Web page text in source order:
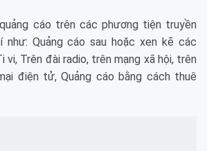
cáo trên các phương tiện truyền
như: Quảng cáo sau hoặc xen kẽ các
Trên đài radio, trên mạng xã hội, trên
điện tử, Quảng cáo bằng cách thuê